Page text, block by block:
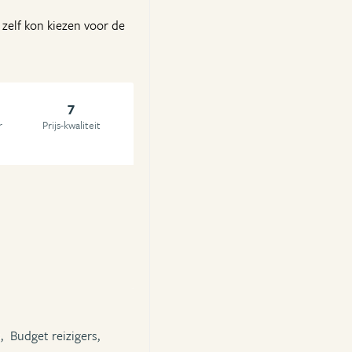
kon kiezen voor de
7
Prijs-kwaliteit
Budget reizigers,